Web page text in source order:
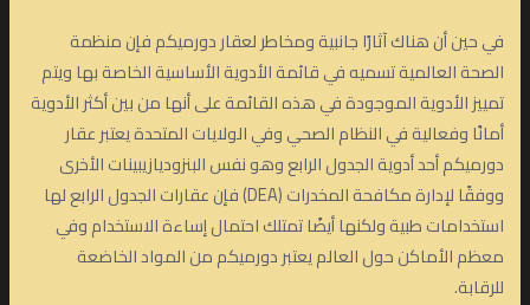
في حين أن هناك آثارًا جانبية ومخاطر لعقار دورميكم فإن منظمة
الصحة العالمية تسميه في قائمة الأدوية الأساسية الخاصة بها ويتم
تمييز الأدوية الموجودة في هذه القائمة على أنها من بين أكثر الأدوية
أمانًا وفعالية في النظام الصحي وفي الولايات المتحدة يعتبر عقار
دورميكم أحد أدوية الجدول الرابع وهو نفس البنزوديازيبينات الأخرى
ووفقًا لإدارة مكافحة المخدرات (DEA) فإن عقارات الجدول الرابع لها
استخدامات طبية ولكنها أيضًا تمتلك احتمال إساءة الاستخدام وفي
معظم الأماكن حول العالم يعتبر دورميكم من المواد الخاضعة
للرقابة.